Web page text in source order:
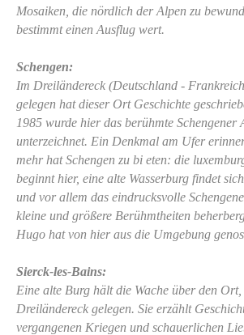
Mosaiken, die nördlich der Alpen zu
bestimmt einen Ausflug wert.
Schengen:
Im Dreiländereck (Deutschland -
gelegen hat dieser Ort Geschichte
1985 wurde hier das berühmte Schengener
unterzeichnet. Ein Denkmal am Ufer
mehr hat Schengen zu bi eten: die
beginnt hier, eine alte Wasserburg findet
und vor allem das eindrucksvolle
kleine und größere Berühmtheiten
Hugo hat von hier aus die Umgebung
Sierck-les-Bains:
Eine alte Burg hält die Wache über den
Dreiländereck gelegen. Sie erzählt
vergangenen Kriegen und schauerlichen